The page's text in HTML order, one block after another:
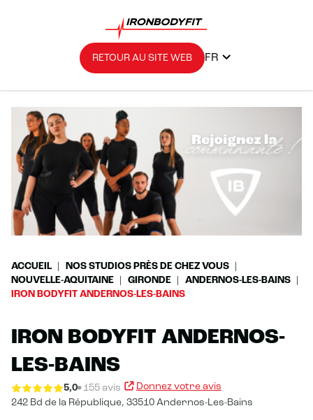
RETOUR AU SITE WEB FR
ACCUEIL
NOS STUDIOS PRÈS DE CHEZ VOUS
NOUVELLE-AQUITAINE
GIRONDE
ANDERNOS-LES-BAINS
IRON BODYFIT ANDERNOS-LES-BAINS
IRON BODYFIT ANDERNOS-
LES-BAINS
5,0 155 avis
Donnez votre avis
242 Bd de la République, 33510 Andernos-Les-Bains